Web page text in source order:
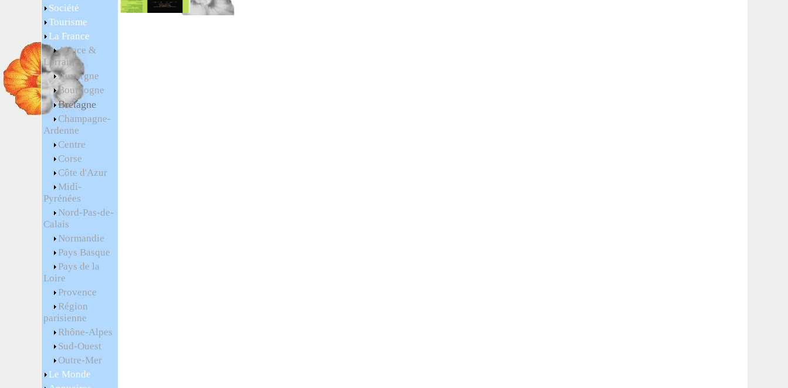
Société
Tourisme
La France
Alsace &
Lorraine
Auvergne
Bourgogne
Bretagne
Champagne-
Ardenne
Centre
Corse
Côte d'Azur
Midi-
Pyrénées
Nord-Pas-de-
Calais
Normandie
Pays Basque
Pays de la
Loire
Provence
Région
parisienne
Rhône-Alpes
Sud-Ouest
Outre-Mer
Le Monde